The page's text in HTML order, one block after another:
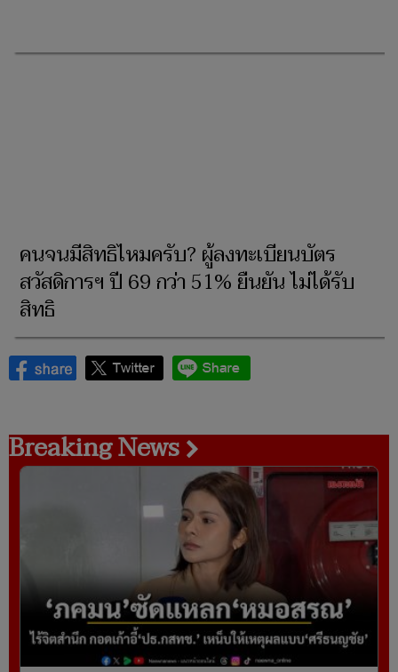
คนจนมีสิทธิไหมครับ? ผู้ลงทะเบียนบัตร
สวัสดิการฯ ปี 69 กว่า 51% ยืนยัน ไม่ได้รับ
สิทธิ
Breaking News